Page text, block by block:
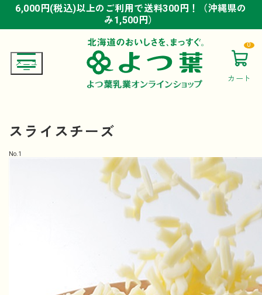
6,000円(税込)以上のご利用で送料300円！（沖縄県の
み1,500円）
6,000円(税込)以上のご利用で送料300円！（沖縄県の
み1,500円）
6,000円(税込)以上のご利用で送料300円！（沖縄県の
み1,500円）
カート
0
スライスチーズ
No. 1